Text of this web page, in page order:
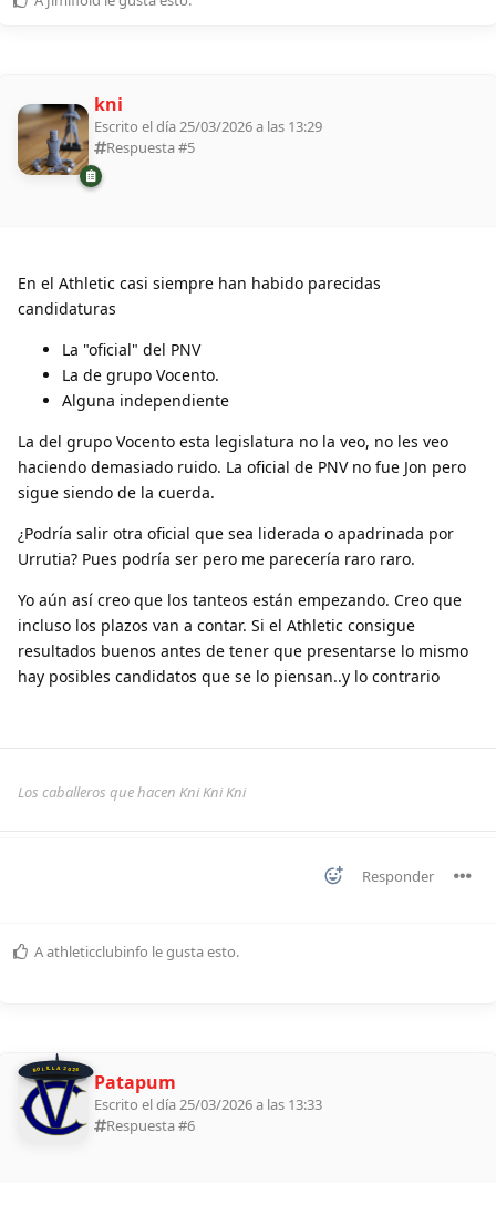
kni
Escrito el día 25/03/2026 a las 13:29
Respuesta #5
En el Athletic casi siempre han habido parecidas
candidaturas
La "oficial" del PNV
La de grupo Vocento.
Alguna independiente
La del grupo Vocento esta legislatura no la veo, no les veo
haciendo demasiado ruido. La oficial de PNV no fue Jon pero
sigue siendo de la cuerda.
¿Podría salir otra oficial que sea liderada o apadrinada por
Urrutia? Pues podría ser pero me parecería raro raro.
Yo aún así creo que los tanteos están empezando. Creo que
incluso los plazos van a contar. Si el Athletic consigue
resultados buenos antes de tener que presentarse lo mismo
hay posibles candidatos que se lo piensan..y lo contrario
Los caballeros que hacen Kni Kni Kni
Responder
Aathleticclubinfo le gusta esto.
BOLILLA 2026 Patapum
Escrito el día 25/03/2026 a las 13:33
Respuesta #6